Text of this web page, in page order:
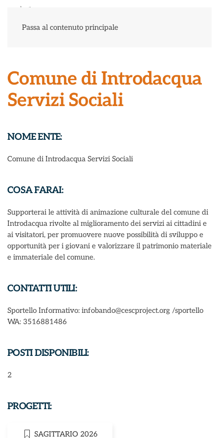
Passa al contenuto principale
Comune di Introdacqua
Servizi Sociali
NOME ENTE:
Comune di Introdacqua Servizi Sociali
COSA FARAI:
Supporterai le attività di animazione culturale del comune di
Introdacqua rivolte al miglioramento dei servizi ai cittadini e
ai visitatori, per promuovere nuove possibilità di sviluppo e
opportunità per i giovani e valorizzare il patrimonio materiale
e immateriale del comune.
CONTATTI UTILI:
Sportello Informativo: infobando@cescproject.org /sportello
WA: 3516881486
POSTI DISPONIBILI:
2
PROGETTI:
SAGITTARIO 2026